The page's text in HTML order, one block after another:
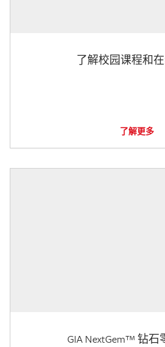
了解校园课程和
了解更多
GIA NextGem™ 钻石